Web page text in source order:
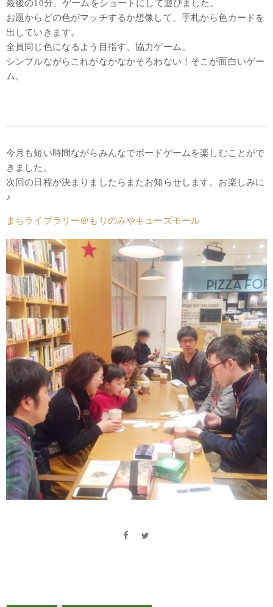
最後の10分、ゲームをショートにして遊びました。
お題からどの色がマッチするか想像して、手札から色カードを
出していきます。
全員同じ色になるよう目指す、協力ゲーム。
シンプルながらこれがなかなかそろわない！そこが面白いゲー
ム。
今月も短い時間ながらみんなでボードゲームを楽しむことがで
きました。
次回の日程が決まりましたらまたお知らせします。お楽しみに
♪
まちライブラリー＠もりのみやキューズモール